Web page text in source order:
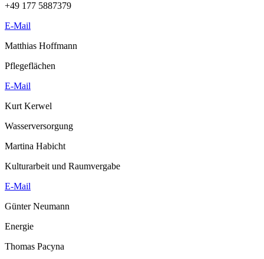
+49 177 5887379
E-Mail
Matthias Hoffmann
Pflegeflächen
E-Mail
Kurt Kerwel
Wasserversorgung
Martina Habicht
Kulturarbeit und Raumvergabe
E-Mail
Günter Neumann
Energie
Thomas Pacyna